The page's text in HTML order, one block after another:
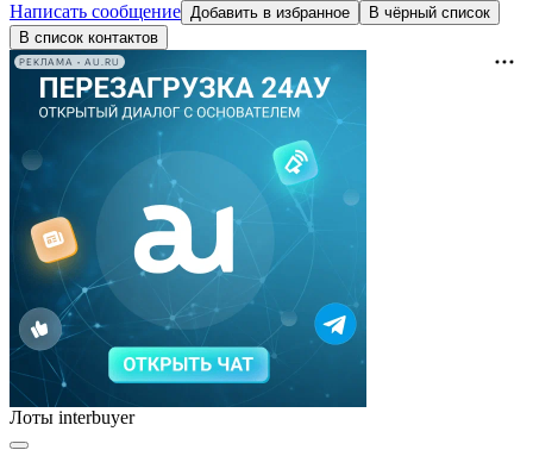
Написать сообщение Добавить в избранное
В чёрный список
В список контактов
РЕКЛАМА • AU.RU
Лоты interbuyer